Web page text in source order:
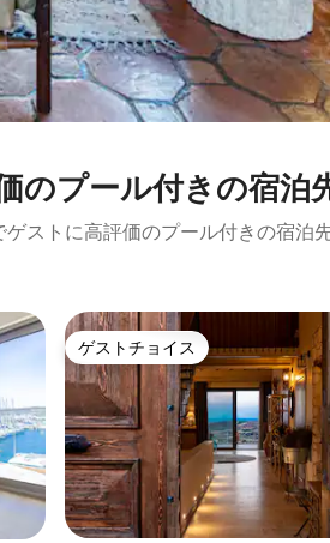
のプール付きの宿泊
ストに高評価のプール付きの宿泊先
ゲストチョイス
ゲストチョイス